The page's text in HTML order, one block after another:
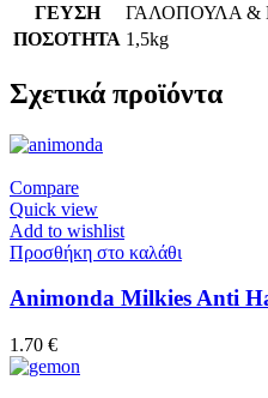
ΓΕΥΣΗ
ΓΑΛΟΠΟΥΛΑ
ΠΟΣΟΤΗΤΑ 1,5kg
Σχετικά προϊόντα
Compare
Quick view
Add to wishlist
Προσθήκη στο καλάθι
Animonda Milkies Anti
1.70 €